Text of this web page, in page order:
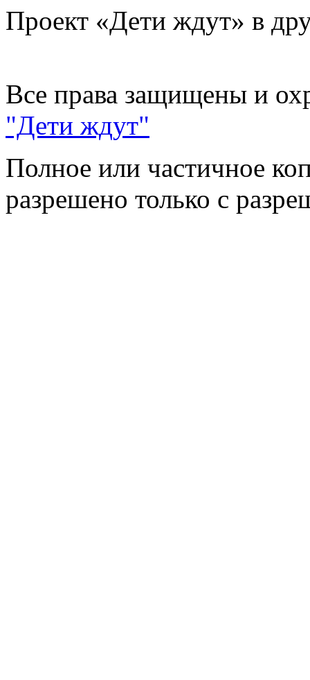
Проект «Дети ждут» в
Все права защищены и
"Дети ждут"
Полное или частичное
разрешено только с